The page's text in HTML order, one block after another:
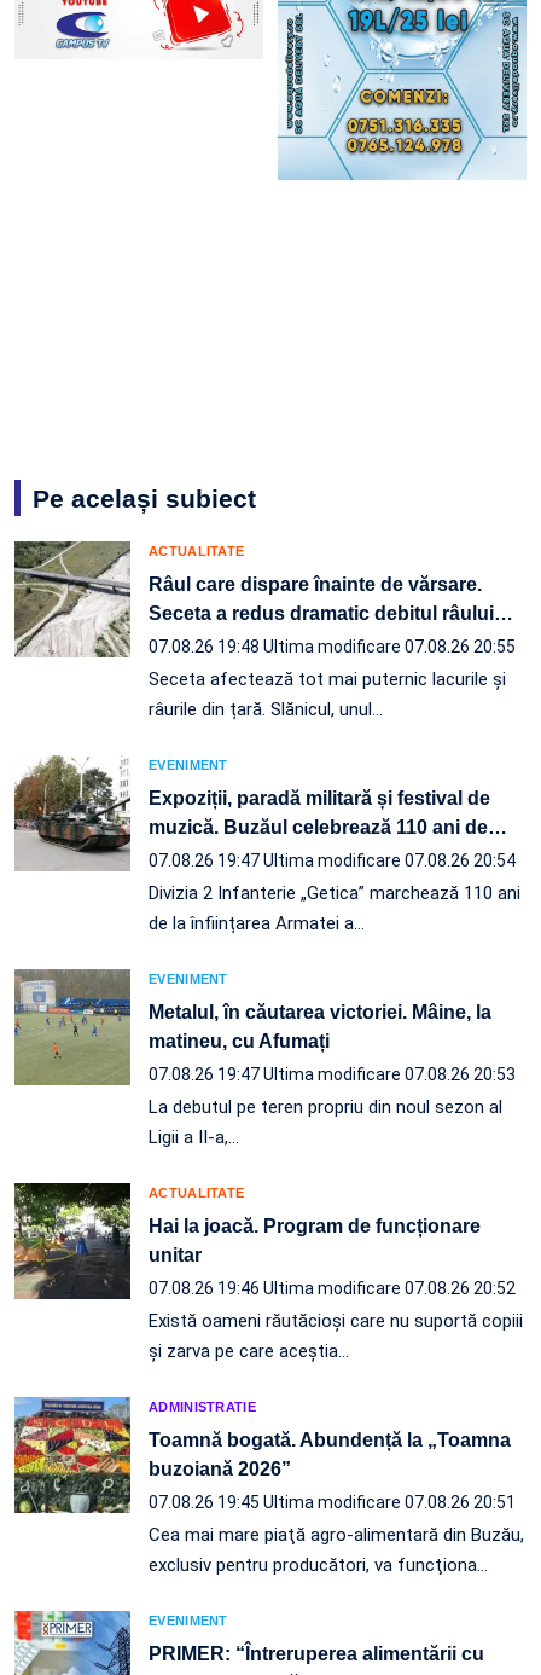
Pe același subiect
ACTUALITATE
Râul care dispare înainte de vărsare.
Seceta a redus dramatic debitul râului…
07.08.26 19:48 Ultima modificare 07.08.26 20:55
Seceta afectează tot mai puternic lacurile și
râurile din țară. Slănicul, unul…
EVENIMENT
Expoziții, paradă militară și festival de
muzică. Buzăul celebrează 110 ani de…
07.08.26 19:47Ultima modificare 07.08.26 20:54
Divizia 2 Infanterie „Getica” marchează 110 ani
de la înființarea Armatei a…
EVENIMENT
Metalul, în căutarea victoriei. Mâine, la
matineu, cu Afumați
07.08.26 19:47Ultima modificare 07.08.26 20:53
La debutul pe teren propriu din noul sezon al
Ligii a II-a,…
ACTUALITATE
Hai la joacă. Program de funcționare
unitar
07.08.26 19:46 Ultima modificare 07.08.26 20:52
Există oameni răutăcioși care nu suportă copiii
și zarva pe care aceștia…
ADMINISTRATIE
Toamnă bogată. Abundență la „Toamna
buzoiană 2026”
07.08.26 19:45 Ultima modificare 07.08.26 20:51
Cea mai mare piaţă agro-alimentară din Buzău,
exclusiv pentru producători, va funcţiona…
EVENIMENT
PRIMER: “Întreruperea alimentării cu